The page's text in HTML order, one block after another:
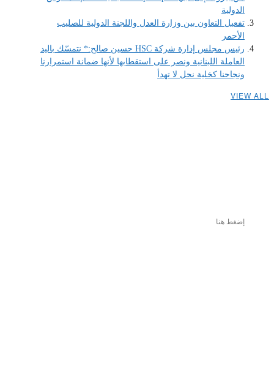
الدولية
تفعيل التعاون بين وزارة العدل واللجنة الدولية للصليب
الأحمر
رئيس مجلس إدارة شركة HSC حسين صالح:* نتمسّك باليد
العاملة اللبنانية ونصر على استقطابها لأنها ضمانة استمرارنا
ونجاحنا كخلية نحل لا تهدأ
VIEW ALL
إضغط هنا